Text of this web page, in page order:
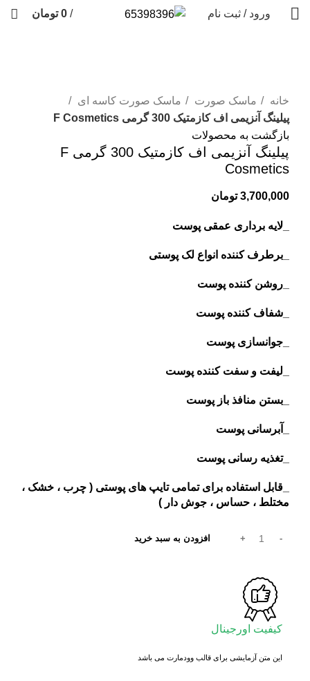
ورود / ثبت نام /
0 تومان
خانه
ماسک صورت
ماسک صورت کاسه ای
پیلینگ آنزیمی اف کازمتیک 300 گرمی F Cosmetics
بازگشت به محصولات
پیلینگ آنزیمی اف کازمتیک 300 گرمی F
Cosmetics
3,700,000 تومان
_لایه برداری عمقی پوست
_برطرف کننده انواع لک پوستی
_روشن کننده پوست
_شفاف کننده پوست
_جوانسازی پوست
_لیفت و سفت کننده پوست
_بستن منافذ باز پوست
_آبرسانی پوست
_تغذیه رسانی پوست
_قابل استفاده برای تمامی تایپ های پوستی ( چرب ، خشک ،
مختلط ، حساس ، جوش دار )
افزودن به سبد خرید
کیفیت اورجینال
این متن آزمایشی برای قالب وودمارت می باشد